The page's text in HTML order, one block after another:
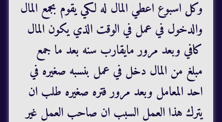
وكل اسبوع اعطي المال له لكي يقوم بجمع المال
والدخول في عمل في الوقت الذي يكون المال
كافي وبعد مرور مايقارب سنه بعد ما جمع
مبلغ من المال دخل في عمل بنسبه صغيره في
احد المعامل وبعد مرور فتره صغيره طلب ان
يترك هذا العمل السبب ان صاحب العمل غير